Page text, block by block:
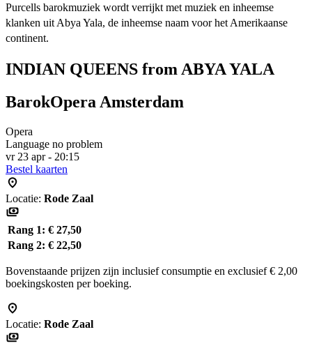
Purcells barokmuziek wordt verrijkt met muziek en inheemse
klanken uit Abya Yala, de inheemse naam voor het Amerikaanse
continent.
INDIAN QUEENS from ABYA YALA
BarokOpera Amsterdam
Opera
Language no problem
vr 23 apr - 20:15
Bestel kaarten
Locatie: Rode Zaal
Rang 1: € 27,50
Rang 2: € 22,50
Bovenstaande prijzen zijn inclusief consumptie en exclusief € 2,00
boekingskosten per boeking.
Locatie: Rode Zaal